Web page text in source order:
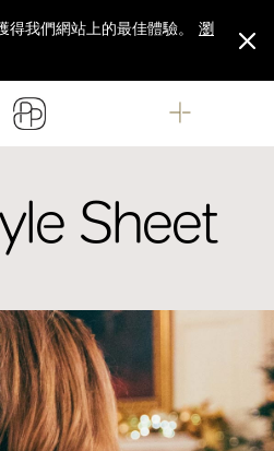
瀏
我們網站上的最佳體驗。
瀏
Sheet